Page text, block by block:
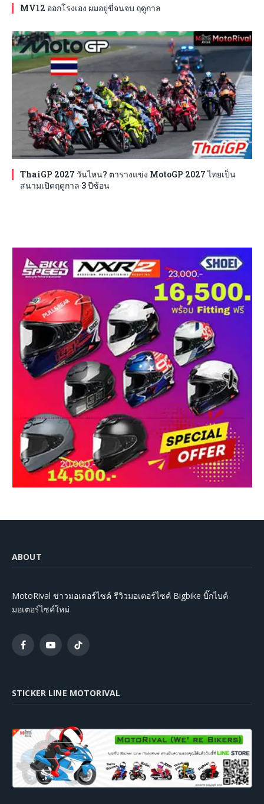
MV12 ออกโรงเอง ผมอยู่ขี่จนจบ ฤดูกาล
ThaiGP 2027 วันไหน? ตารางแข่ง MotoGP 2027 ไทยเป็น
สนามเปิดฤดูกาล 3 ปีซ้อน
ABOUT
MotoRival ข่าวมอเตอร์ไซค์ รีวิวมอเตอร์ไซค์ Bigbike บิ๊กไบค์
มอเตอร์ไซค์ใหม่
FacebookYouTubeTikTok
STICKER LINE MOTORIVAL